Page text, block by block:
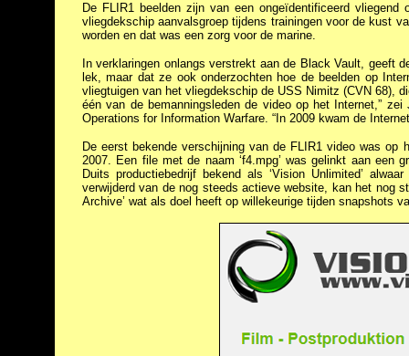
De FLIR1 beelden zijn van een ongeïdentificeerd
vliegdekschip aanvalsgroep tijdens trainingen voor de kust
worden en dat was een zorg voor de marine.
In verklaringen onlangs verstrekt aan de Black Vault, geeft
lek, maar dat ze ook onderzochten hoe de beelden op
vliegtuigen van het vliegdekschip de USS Nimitz (CVN 68),
één van de bemanningsleden de video op het Internet,”
Operations for Information Warfare. “In 2009 kwam de
De eerst bekende verschijning van de FLIR1 video was op
2007. Een file met de naam ‘f4.mpg’ was gelinkt aan een
Duits productiebedrijf bekend als ‘Vision Unlimited’
verwijderd van de nog steeds actieve website, kan het nog
Archive’ wat als doel heeft op willekeurige tijden snapshots